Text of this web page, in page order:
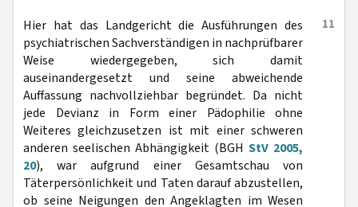
11
Hier hat das Landgericht die Ausführungen des
psychiatrischen Sachverständigen in nachprüfbarer
Weise wiedergegeben, sich damit
auseinandergesetzt und seine abweichende
Auffassung nachvollziehbar begründet. Da nicht
jede Devianz in Form einer Pädophilie ohne
Weiteres gleichzusetzen ist mit einer schweren
anderen seelischen Abhängigkeit (BGH StV 2005,
20), war aufgrund einer Gesamtschau von
Täterpersönlichkeit und Taten darauf abzustellen,
ob seine Neigungen den Angeklagten im Wesen